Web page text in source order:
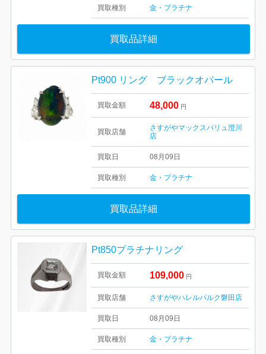
買取種別 金・プラチナ
買取品詳細
Pt900 リング ブラックオパール
買取金額 48,000 円
買取店舗
さすがやマックスバリュ澄川
店
買取日 08月09日
買取種別 金・プラチナ
買取品詳細
Pt850プラチナリング
買取金額 109,000 円
買取店舗 さすがやハレルパルク磐田店
買取日 08月09日
買取種別 金・プラチナ